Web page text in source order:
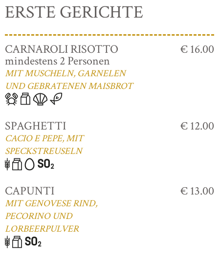
ERSTE GERICHTE
CARNAROLI RISOTTO
mindestens 2 Personen
MIT MUSCHELN, GARNELEN
UND GEBRATENEN MAISBROT
€ 16.00
SPAGHETTI
CACIO E PEPE, MIT
SPECKSTREUSELN
€ 12.00
CAPUNTI
MIT GENOVESE RIND,
PECORINO UND
LORBEERPULVER
€ 13.00